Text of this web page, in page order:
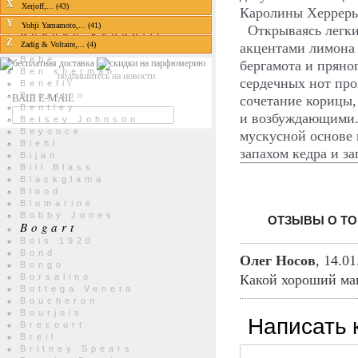
Balenciaga
Balmain
Banana Republic
Barbie
Bebe
Ben sherman
Benefit
Benetton
Bentley
Betsey Johnson
Beyonce
Biehl
Bijan
Bill Blass
Blackglama
Blood
Blumarine
Bobby Jones
Bogart
Bois 1920
Bond
Bongo
Borsalino
Bottega Veneta
Boucheron
Bourjois
Brecourt
Breil
Britney Spears
X Xerjoff,... (43)
Y Yohji Yamamoto,... (41)
Z Zadig & Voltaire,... (4)
подпишитесь на новости
ВАШ E-MAIL
Каролины
Открываясь
акцентами
бергамота и
сердечных нот
сочетание
и
мускусной основе
запахом кедра и
ОТЗЫВЫ О
Олег Носов,
Какой хороший
Написать